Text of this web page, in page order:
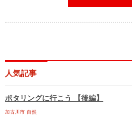
人気記事
ポタリングに行こう 【後編】
加古川市 自然